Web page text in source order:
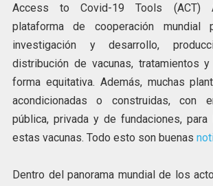
Access to Covid-19 Tools (ACT)
plataforma de cooperación mundial
investigación y desarrollo,
distribución de vacunas, tratamientos
forma equitativa. Además, muchas
acondicionadas o construidas, con
pública, privada y de fundaciones, para
estas vacunas. Todo esto son buenas
Dentro del panorama mundial de los